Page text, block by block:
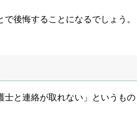
後悔することになるでしょう。
士と連絡が取れない」というもの